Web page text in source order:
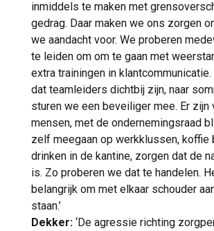
inmiddels te maken met
gedrag. Daar maken we ons zorgen
we aandacht voor. We proberen
te leiden om om te gaan met
extra trainingen in
dat teamleiders dichtbij zijn, naar
sturen we een beveiliger mee. Er zijn
mensen, met de ondernemingsraad
zelf meegaan op werkklussen, koffie
drinken in de kantine, zorgen dat de
is. Zo proberen we dat te handelen.
belangrijk om met elkaar schouder
staan.’
Dekker: ‘De agressie richting